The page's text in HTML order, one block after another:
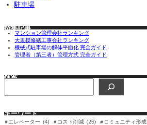
駐車場
特集記事
マンション管理会社ランキング
大規模修繕工事会社ランキング
機械式駐車場の解体平面化 完全ガイド
管理者（第三者）管理方式 完全ガイド
検索
キーワード
エレベーター (4) コスト削減 (26) コミュニティ形成